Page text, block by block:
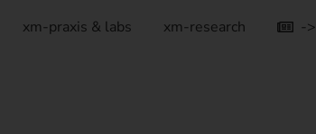
xm-praxis & labs xm-research ->